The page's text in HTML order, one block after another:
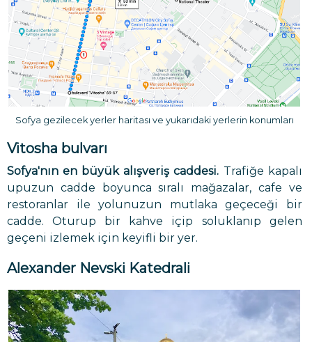
Sofya gezilecek yerler haritası ve yukarıdaki yerlerin konumları
Vitosha bulvarı
Sofya'nın en büyük alışveriş caddesi. Trafiğe kapalı
upuzun cadde boyunca sıralı mağazalar, cafe ve
restoranlar ile yolunuzun mutlaka geçeceği bir
cadde. Oturup bir kahve içip soluklanıp gelen
geçeni izlemek için keyifli bir yer.
Alexander Nevski Katedrali